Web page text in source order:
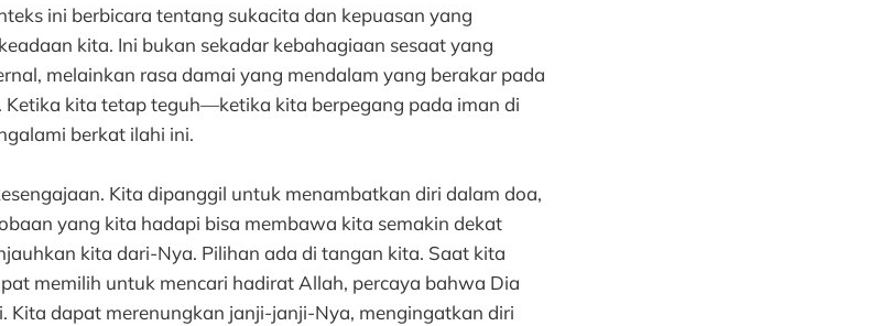
ini berbicara tentang sukacita dan kepuasan yang
kita. Ini bukan sekadar kebahagiaan sesaat yang
melainkan rasa damai yang mendalam yang berakar pada
kita tetap teguh—ketika kita berpegang pada iman di
berkat ilahi ini.
Kita dipanggil untuk menambatkan diri dalam doa,
yang kita hadapi bisa membawa kita semakin dekat
kita dari-Nya. Pilihan ada di tangan kita. Saat kita
memilih untuk mencari hadirat Allah, percaya bahwa Dia
Kita dapat merenungkan janji-janji-Nya, mengingatkan diri